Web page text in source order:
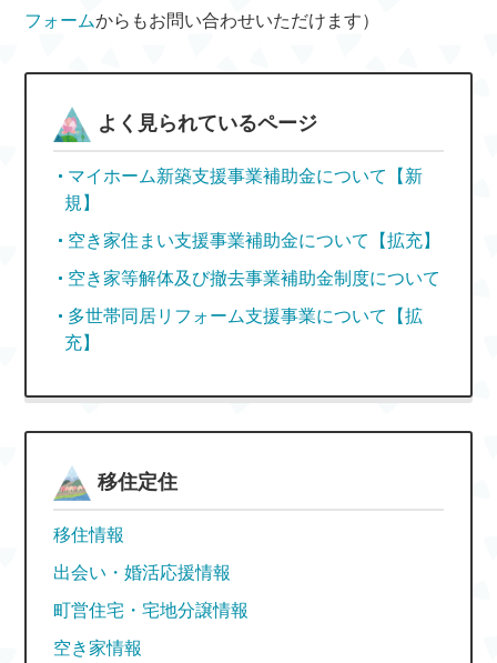
フォームからもお問い合わせいただけます）
よく見られているページ
マイホーム新築支援事業補助金について【新
規】
空き家住まい支援事業補助金について【拡充】
空き家等解体及び撤去事業補助金制度について
多世帯同居リフォーム支援事業について【拡
充】
移住定住
移住情報
出会い・婚活応援情報
町営住宅・宅地分譲情報
空き家情報